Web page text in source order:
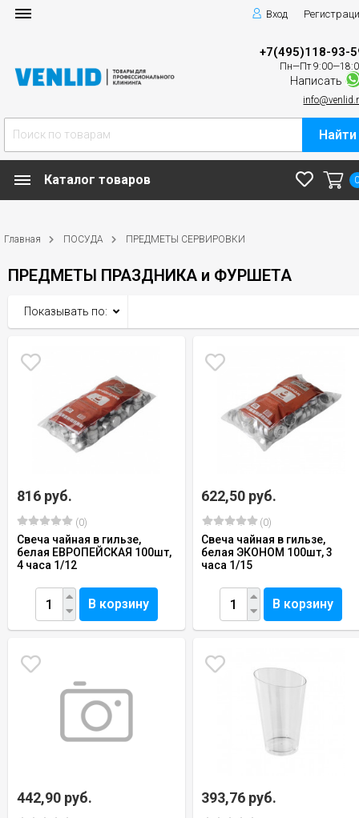
Вход
+7(495)118-93-
Пн—Пт
Написать
Найти
Каталог товаров
Главная ПОСУДА ПРЕДМЕТЫ СЕРВИРОВКИ
ПРЕДМЕТЫ ПРАЗДНИКА и ФУРШЕТА
Показывать по:
816 руб.
(0)
Свеча чайная в гильзе,
белая ЕВРОПЕЙСКАЯ 100шт,
4 часа 1/12
В корзину
622,50 руб.
(0)
Свеча чайная в гильзе,
белая ЭКОНОМ 100шт, 3
часа 1/15
В корзину
442,90 руб. 393,76 руб.